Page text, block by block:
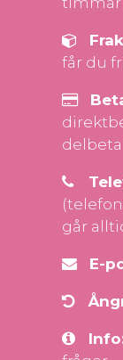
får du
går
E-